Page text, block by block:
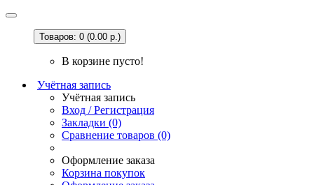
Товаров: 0 (0.00 р.)
В корзине пусто!
Учётная запись
Учётная запись
Вход / Регистрация
Закладки (0)
Сравнение товаров (0)
Оформление заказа
Корзина покупок